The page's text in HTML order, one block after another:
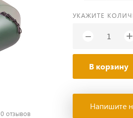
0 отзывов
УКАЖИТЕ
− +
В корзину